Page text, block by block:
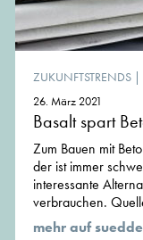
ZUKUNFTSTRENDS |
26. März 2021
Basalt spart
Zum Bauen mit
der ist immer
interessante
verbrauchen.
mehr auf